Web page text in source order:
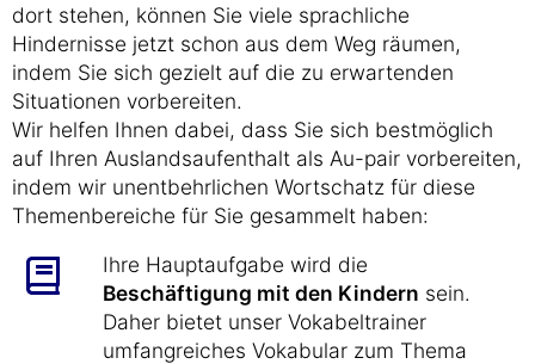
dort stehen, können Sie viele sprachliche
Hindernisse jetzt schon aus dem Weg räumen,
indem Sie sich gezielt auf die zu erwartenden
Situationen vorbereiten.
Wir helfen Ihnen dabei, dass Sie sich bestmöglich
auf Ihren Auslandsaufenthalt als Au-pair vorbereiten,
indem wir unentbehrlichen Wortschatz für diese
Themenbereiche für Sie gesammelt haben:
Ihre Hauptaufgabe wird die
Beschäftigung mit den Kindern sein.
Daher bietet unser Vokabeltrainer
umfangreiches Vokabular zum Thema